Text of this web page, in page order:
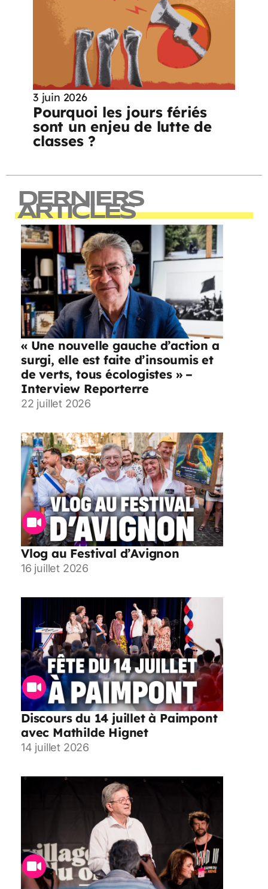
3 juin 2026
Pourquoi les jours fériés
sont un enjeu de lutte de
classes ?
DERNIERS
ARTICLES
« Une nouvelle gauche d’action a
surgi, elle est faite d’insoumis et
de verts, tous écologistes » –
Interview Reporterre
22 juillet 2026
Vlog au Festival d’Avignon
16 juillet 2026
Discours du 14 juillet à Paimpont
avec Mathilde Hignet
14 juillet 2026